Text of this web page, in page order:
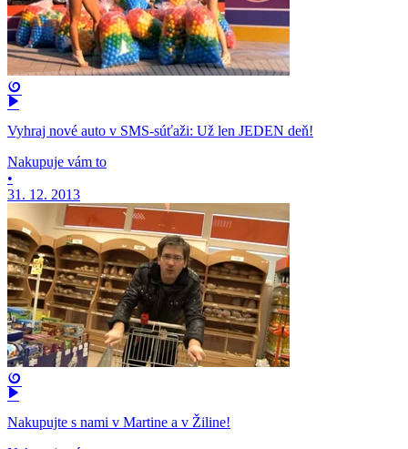
Vyhraj nové auto v SMS-súťaži: Už len JEDEN deň!
Nakupuje vám to
•
31. 12. 2013
Nakupujte s nami v Martine a v Žiline!